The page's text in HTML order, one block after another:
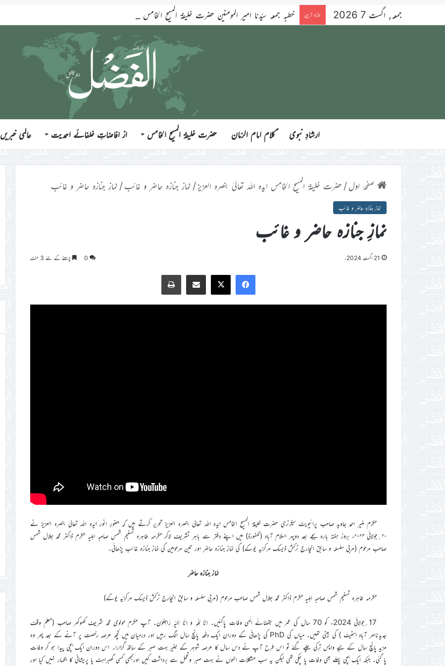
جمعہ, اگست 7 2026 تازہ ترین خطبہ جمعہ سیّدنا امیر المومنین حضرت خلیفۃ المسیح الخامس ایّدہ اللہ تعالیٰ بنصرہ العزیز فرمودہ 17؍جولائی 2026ء
ارشادِ نبوی ؑکلام امام الزمان حضرت خلیفۃ المسیح الخامس از افاضاتِ خلفائے احمدیت عالمی خبریں
صفحۂ اول/حضرت خلیفۃ المسیح الخامس ایدہ اللہ تعالیٰ بنصرہ العزیز/ نماز جنازہ حاضر و غائب/ نمازِ جنازہ حاضر و غائب
نماز جنازہ حاضر و غائب
نمازِ جنازہ حاضر و غائب
21 اگست 2024ء 0 پڑھنے کے لئے 3 منٹ
Facebook
X
Share via Email
Print
مکرم منیر احمد جاوید صاحب پرائیویٹ سیکرٹری حضرت خلیفۃ المسیح الخامس ایّدہ اللہ تعالیٰ بنصرہ العزیز تحریر کرتے ہیں کہ حضورِ انور ایّدہ اللہ تعالیٰ بنصرہ العزیز نے
۲۰؍جولائی ۲۰۲۴ء بروز ہفتہ بارہ بجے بعد دوپہر اسلام آباد (ٹلفورڈ) میں اپنے دفتر سے باہر تشریف لاکر مکرمہ طاہره تسنیم شمس صاحبہ اہلیہ مکرم ڈاکٹر محمد جلال شمس
صاحب مرحوم (مربی سلسلہ و سابق انچارج ٹرکش ڈیسک مرکزیہ یوکے) کی نمازِ جنازہ حاضر اور تین مرحومین کی نمازِ جنازہ غائب پڑھائی۔
نماز جنازہ حاضر
مکرمہ طاہره تسنیم شمس صاحبہ اہلیہ مکرم ڈاکٹر محمد جلال شمس صاحب مرحوم (مربی سلسلہ و سابق انچارج ٹرکش ڈیسک مرکزیہ یوکے)
17؍جولائی 2024ء کو 70 سال کی عمر میں بقضائے الٰہی وفات پاگئیں۔ اِنَّا لِلّٰہِ وَ اِنَّا اِلَیْہِ رَاجِعُوْنَ۔ آپ مکرم مولوی محمد شریف کھوکھر صاحب (معلم وقف
جدیدناصر آباد اسٹیٹ ) کی بیٹی تھیں۔ میاں کی PhD کی پڑھائی کے دوران ایک دفعہ پانچ سال الگ رہیں اور درمیان میں کچھ عرصہ رخصت پر آنے کے بعد پھر وہ
مزید پانچ سال کے لیے واپس ترکی چلے گئے تو اس طرح آپ نے دس سال کا عرصہ شوہر کے بغیر بہت صبر کے ساتھ گزارا۔ اس دوران ایک بچی پیدا ہو کر وفات
پا گئی۔ جبکہ ایک بچی پہلے بھی وفات پا چکی تھی لیکن یہ سب مشکلات انہوں نے بہت صبر وتحمل سے برداشت کیں اورکبھی کسی گھبراہٹ یا پریشانی کا اظہار نہیں کیا اور